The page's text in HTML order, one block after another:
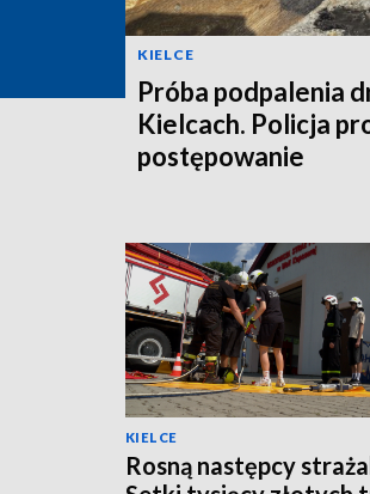
KIELCE
Próba podpalenia
Kielcach. Policja
postępowanie
KIELCE
Rosną następcy